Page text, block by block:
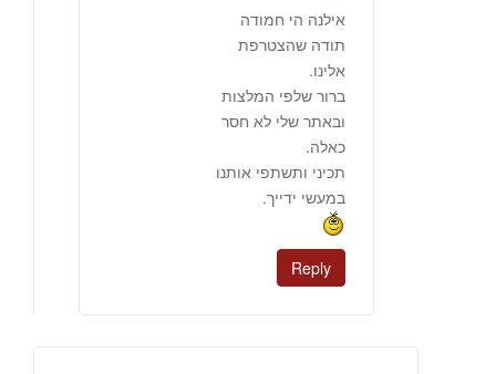
אילנה הי חמודה
תודה שהצטרפת
אלינו.
ברור שלפי המלצות
ובאתר שלי לא חסר
כאלה.
תכיני ותשתפי אותנו
במעשי ידייך.
Reply